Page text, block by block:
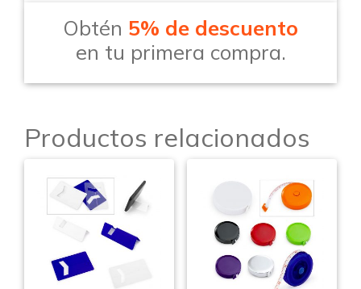
Obtén 5% de descuento
en tu primera compra.
Productos relacionados